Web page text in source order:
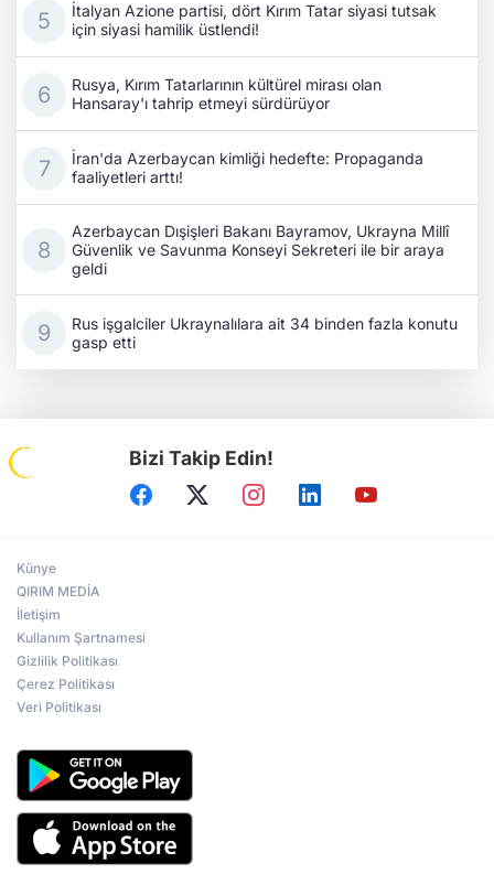
İtalyan Azione partisi, dört Kırım Tatar siyasi tutsak
için siyasi hamilik üstlendi!
Rusya, Kırım Tatarlarının kültürel mirası olan
Hansaray'ı tahrip etmeyi sürdürüyor
İran'da Azerbaycan kimliği hedefte: Propaganda
faaliyetleri arttı!
Azerbaycan Dışişleri Bakanı Bayramov, Ukrayna Millî
Güvenlik ve Savunma Konseyi Sekreteri ile bir araya
geldi
Rus işgalciler Ukraynalılara ait 34 binden fazla konutu
gasp etti
Bizi Takip Edin!
Künye
QIRIM MEDİA
İletişim
Kullanım Şartnamesi
Gizlilik Politikası
Çerez Politikası
Veri Politikası